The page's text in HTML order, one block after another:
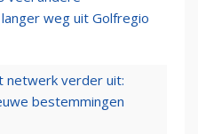
weg uit Golfregio
netwerk verder uit:
bestemmingen